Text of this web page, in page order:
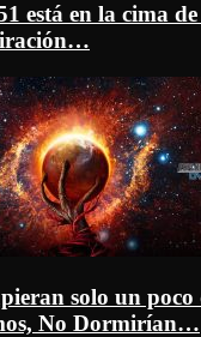
está en la cima
solo un poco
No Dormirían…